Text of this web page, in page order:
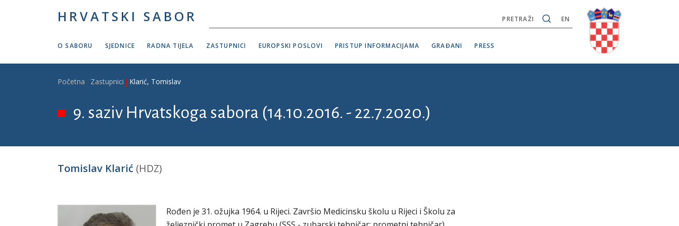
HRVATSKI SABOR EN
PRETRAŽI
O SABORU SJEDNICE RADNA TIJELA ZASTUPNICI EUROPSKI POSLOVI PRISTUP INFORMACIJAMA GRAĐANI PRESS
Breadcrumb
Početna Zastupnici Klarić, Tomislav
9. saziv Hrvatskoga sabora (14.10.2016. - 22.7.2020.)
Tomislav Klarić (HDZ)
Rođen je 31. ožujka 1964. u Rijeci. Završio Medicinsku školu u Rijeci i Školu za